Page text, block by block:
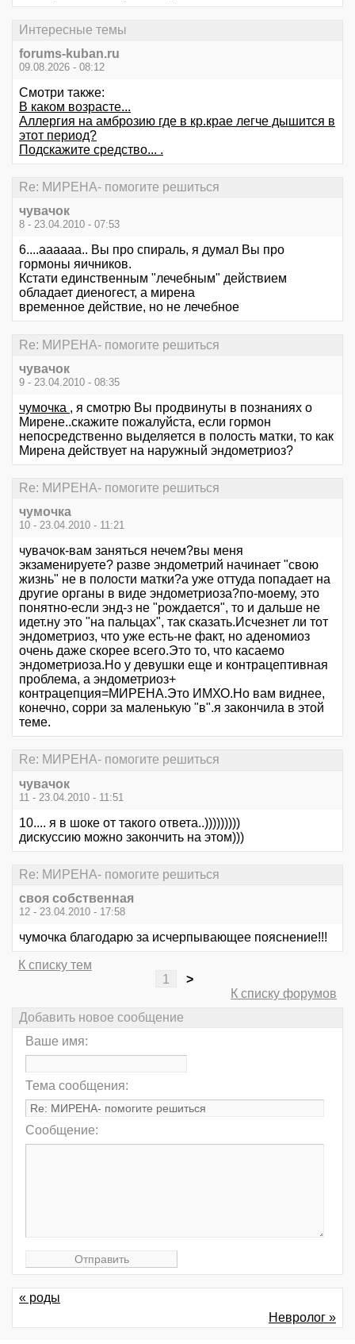
Интересные темы
forums-kuban.ru
09.08.2026 - 08:12
Смотри также:
В каком возрасте...
Аллергия на амброзию где в кр.крае легче дышится в
этот период?
Подскажите средство... .
Re: МИРЕНА- помогите решиться
чувачок
8 - 23.04.2010 - 07:53
6....аааааа.. Вы про спираль, я думал Вы про
гормоны яичников.
Кстати единственным "лечебным" действием
обладает диеногест, а мирена
временное действие, но не лечебное
Re: МИРЕНА- помогите решиться
чувачок
9 - 23.04.2010 - 08:35
чумочка , я смотрю Вы продвинуты в познаниях о
Мирене..скажите пожалуйста, если гормон
непосредственно выделяется в полость матки, то как
Мирена действует на наружный эндометриоз?
Re: МИРЕНА- помогите решиться
чумочка
10 - 23.04.2010 - 11:21
чувачок-вам заняться нечем?вы меня
экзаменируете? разве эндометрий начинает "свою
жизнь" не в полости матки?а уже оттуда попадает на
другие органы в виде эндометриоза?по-моему, это
понятно-если энд-з не "рождается", то и дальше не
идет.ну это "на пальцах", так сказать.Исчезнет ли тот
эндометриоз, что уже есть-не факт, но аденомиоз
очень даже скорее всего.Это то, что касаемо
эндометриоза.Но у девушки еще и контрацептивная
проблема, а эндометриоз+
контрацепция=МИРЕНА.Это ИМХО.Но вам виднее,
конечно, сорри за маленькую "в".я закончила в этой
теме.
Re: МИРЕНА- помогите решиться
чувачок
11 - 23.04.2010 - 11:51
10.... я в шоке от такого ответа..)))))))))
дискуссию можно закончить на этом)))
Re: МИРЕНА- помогите решиться
своя собственная
12 - 23.04.2010 - 17:58
чумочка благодарю за исчерпывающее пояснение!!!
К списку тем
1
>
К списку форумов
Добавить новое сообщение
Ваше имя:
Тема сообщения:
Сообщение:
« роды
Невролог »